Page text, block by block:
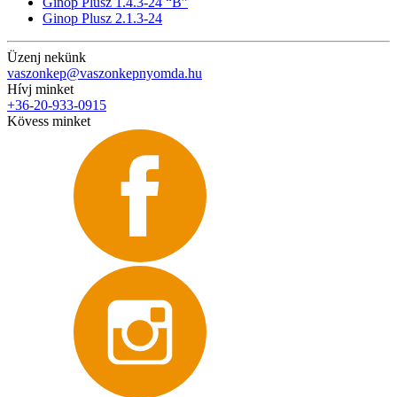
Ginop Plusz 2.1.3-24
Üzenj nekünk
vaszonkep@vaszonkepnyomda.hu
Hívj minket
+36-20-933-0915
Kövess minket